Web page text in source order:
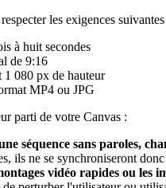
les exigences suivantes
à huit secondes
de 9:16
1 080 px de hauteur
MP4 ou JPG
parti de votre Canvas :
séquence sans paroles,
ils ne se synchroniseront
vidéo rapides ou les